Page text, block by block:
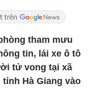
tham mưu
tin, lái xe ô tô
tử vong tại xã
tỉnh Hà Giang vào